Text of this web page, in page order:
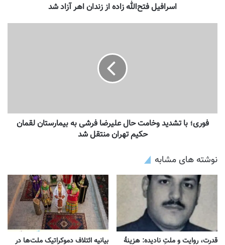
اسرافیل فتح‌الله زاده از زندان اهر آزاد شد
فوری؛ با تشدید وخامت حال علیرضا فرشی به بیمارستان لقمان
حکیم تهران منتقل شد
نوشته های مشابه
قدرت، روایت و ملتِ نادیده: هزینهٔ بیانیه ائتلاف دموکراتیک ملت‌ها در